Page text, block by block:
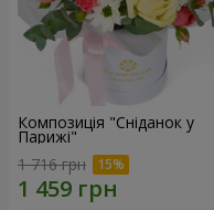
Композиція "Сніданок у
Парижі"
1 716 грн